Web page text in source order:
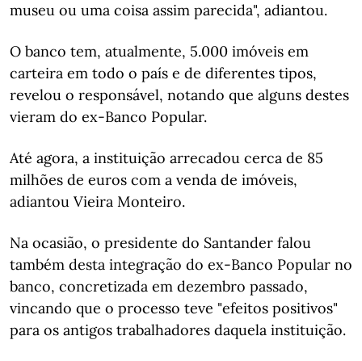
museu ou uma coisa assim parecida", adiantou.
O banco tem, atualmente, 5.000 imóveis em
carteira em todo o país e de diferentes tipos,
revelou o responsável, notando que alguns destes
vieram do ex-Banco Popular.
Até agora, a instituição arrecadou cerca de 85
milhões de euros com a venda de imóveis,
adiantou Vieira Monteiro.
Na ocasião, o presidente do Santander falou
também desta integração do ex-Banco Popular no
banco, concretizada em dezembro passado,
vincando que o processo teve "efeitos positivos"
para os antigos trabalhadores daquela instituição.